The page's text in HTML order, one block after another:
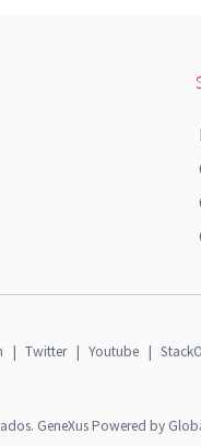
| Twitter | Youtube |
GeneXus Powered by